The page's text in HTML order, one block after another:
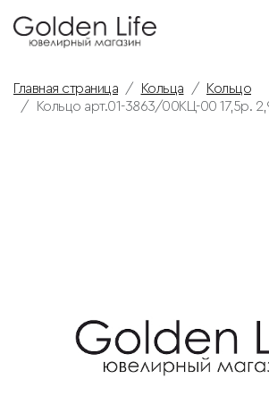
Главная страница Кольца
Кольцо
Кольцо арт.01-3863/00КЦ-00 17,5р.